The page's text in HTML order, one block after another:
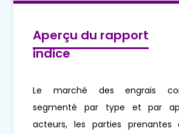
Aperçu du rapport
indice
Le marché des engrais
segmenté par type et par
acteurs, les parties